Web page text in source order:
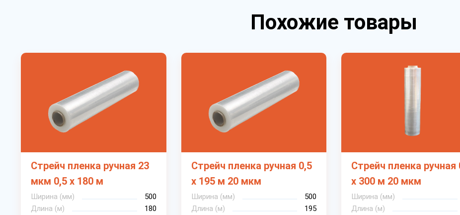
Похожие товары
Стрейч пленка ручная 23
мкм 0,5 х 180 м
Ширина (мм)
500
Длина (м)
180
Стрейч пленка ручная 0,5
х 195 м 20 мкм
Ширина (мм)
500
Длина (м)
195
Стрейч пленка ручная
х 300 м 20 мкм
Ширина (мм)
Длина (м)